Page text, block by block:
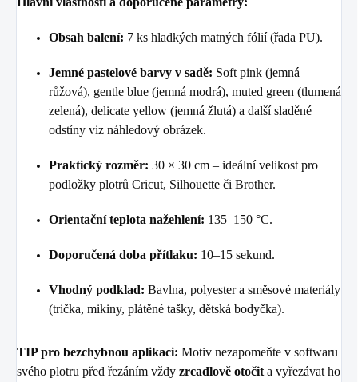
Obsah balení: 7 ks hladkých matných fólií (řada PU).
Jemné pastelové barvy v sadě: Soft pink (jemná
růžová), gentle blue (jemná modrá), muted green (tlumená
zelená), delicate yellow (jemná žlutá) a další sladěné
odstíny viz náhledový obrázek.
Praktický rozměr: 30 × 30 cm – ideální velikost pro
podložky plotrů Cricut, Silhouette či Brother.
Orientační teplota nažehlení: 135–150 °C.
Doporučená doba přítlaku: 10–15 sekund.
Vhodný podklad: Bavlna, polyester a směsové materiály
(trička, mikiny, plátěné tašky, dětská bodyčka).
TIP pro bezchybnou aplikaci: Motiv nezapomeňte v softwaru
svého plotru před řezáním vždy zrcadlově otočit a vyřezávat ho